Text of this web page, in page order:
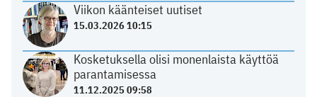
Viikon käänteiset uutiset
15.03.2026 10:15
Kosketuksella olisi monenlaista käyttöä
parantamisessa
11.12.2025 09:58